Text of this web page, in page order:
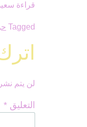
قراءة
Tagged
لن يتم
التعليق *